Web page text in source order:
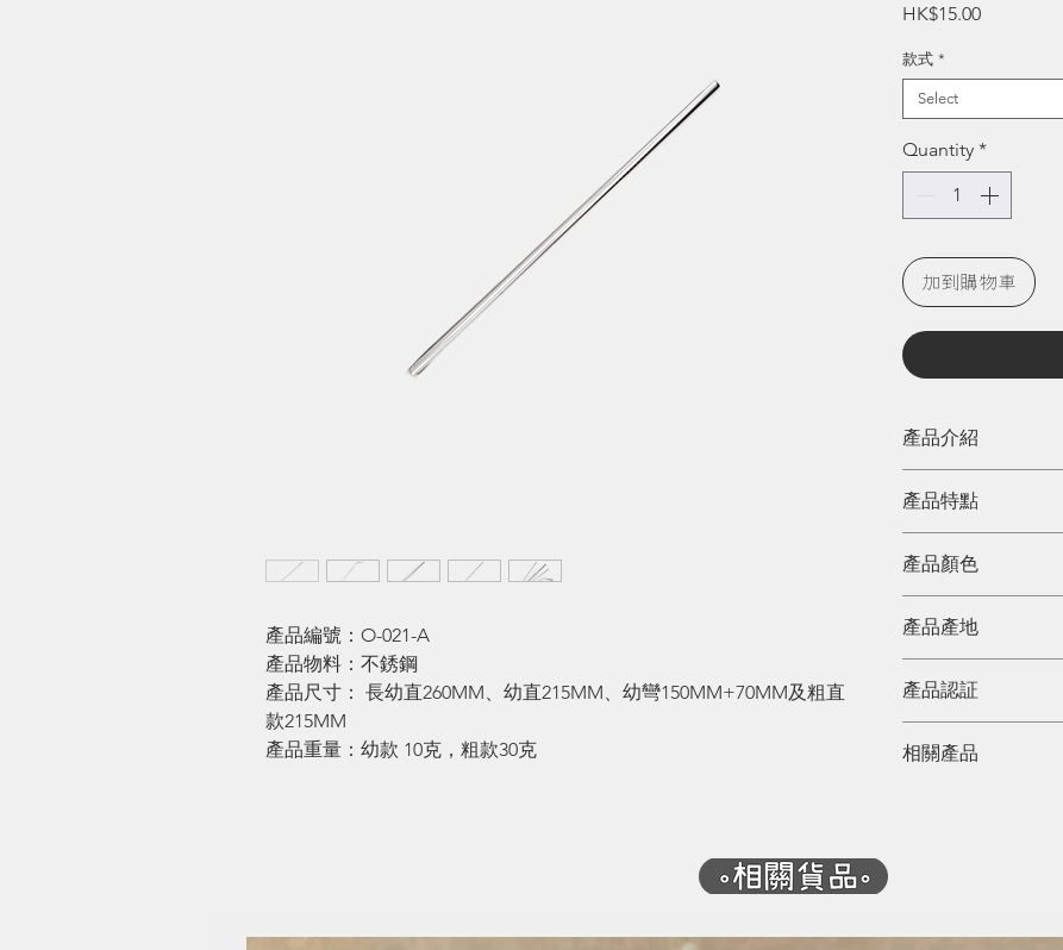
產品編號：O-021-A
產品物料：不銹鋼
產品尺寸： 長幼直260MM、幼直215MM、幼彎150MM+70MM及粗直
款215MM
產品重量：幼款 10克，粗款30克
HK$15.00Price
款式 *
Select
Quantity *
加到購物車
產品介紹
管可能只需要十數
以上。其實取代飲
一支，已對地球的
產品特點
產品顏色
產品產地
產品認証
相關產品